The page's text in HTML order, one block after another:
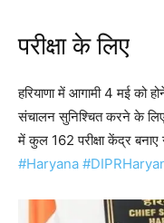
परीक्षा के लिए
हरियाणा में आगामी 4 मई को
संचालन सुनिश्चित करने के
में कुल 162 परीक्षा केंद्र बनाए
#Haryana